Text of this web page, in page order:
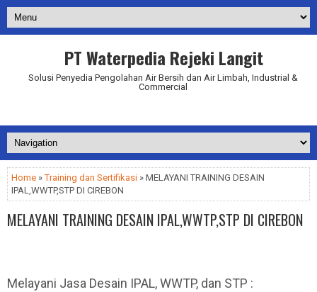
PT Waterpedia Rejeki Langit
Solusi Penyedia Pengolahan Air Bersih dan Air Limbah, Industrial &
Commercial
Home »Training dan Sertifikasi » MELAYANI TRAINING DESAIN
IPAL,WWTP,STP DI CIREBON
MELAYANI TRAINING DESAIN IPAL,WWTP,STP DI CIREBON
Melayani Jasa Desain IPAL, WWTP, dan STP :